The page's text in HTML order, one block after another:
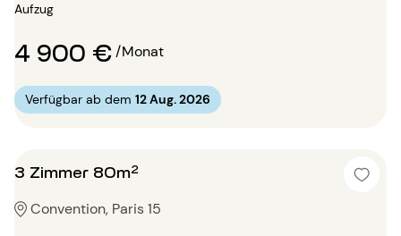
Aufzug
4 900 €/Monat
Verfügbar ab dem 12 Aug. 2026
3 Zimmer 80m²
Convention, Paris 15